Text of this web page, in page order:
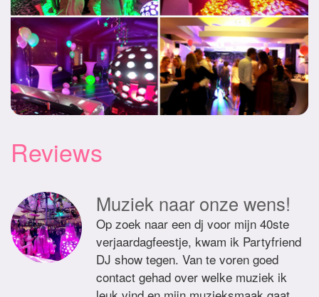
Reviews
Muziek naar onze wens!
Op zoek naar een dj voor mijn 40ste
verjaardagfeestje, kwam ik Partyfriend
DJ show tegen. Van te voren goed
contact gehad over welke muziek ik